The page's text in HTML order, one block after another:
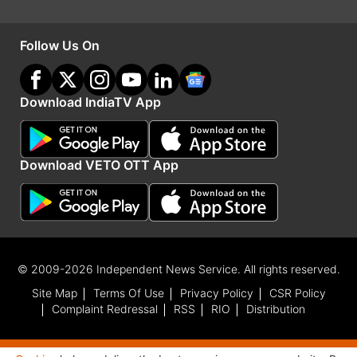
Snapdragon 8 Elite Gen 5 प्रोसेसर का इस्तेमाल
किया है। पिछले साल लॉन्च हुआ फोन Exynos 2500
प्रोसेसर के साथ आता है। दोनों ही फोन 16GB रैम और
1TB स्टोरेज को सपोर्ट करते हैं।
Advertisement
Follow Us On
Download IndiaTV App
Download VETO OTT App
© 2009-2026 Independent News Service. All rights reserved.
Site Map
Terms Of Use Privacy Policy
CSR Policy
Complaint Redressal
RSS RIO Distribution